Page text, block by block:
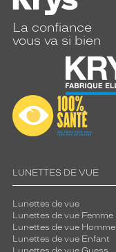
La confiance
vous va si bien
LUNETTES DE VUE
Lunettes de vue
Lunettes de vue Femme
Lunettes de vue Homme
Lunettes de vue Enfant